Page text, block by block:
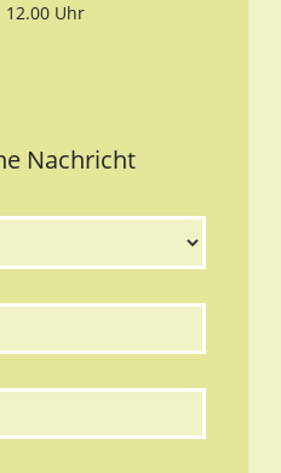
12.00 Uhr
Nachricht